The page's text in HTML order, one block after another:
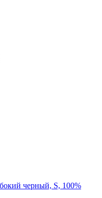
черный, S, 100%